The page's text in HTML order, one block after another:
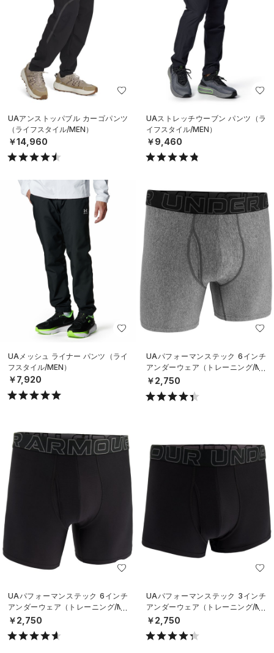
UAアンストッパブル カーゴパンツ
（ライフスタイル/MEN）
￥14,960
UAストレッチウーブン パンツ（ラ
イフスタイル/MEN）
￥9,460
UAメッシュ ライナー パンツ（ライ
フスタイル/MEN）
￥7,920
UAパフォーマンステック 6インチ
アンダーウェア（トレーニング/ME
N）
￥2,750
UAパフォーマンステック 6インチ
アンダーウェア（トレーニング/ME
N）
￥2,750
UAパフォーマンステック 3インチ
アンダーウェア（トレーニング/ME
N）
￥2,750